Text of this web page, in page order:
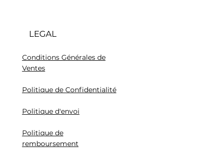
LEGAL
Conditions Générales de
Ventes
Politique de Confidentialité
Politique d'envoi
Politique de
remboursement